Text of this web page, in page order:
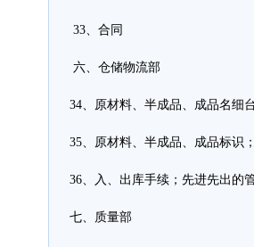
33、合同
六、仓储物流部
34、原材料、半成品、成品名细
35、原材料、半成品、成品标识
36、入、出库手续；先进先出的
七、质量部